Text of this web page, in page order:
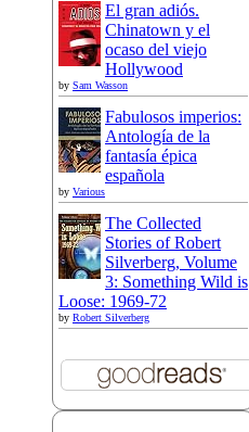
El gran adiós.
Chinatown y el
ocaso del viejo
Hollywood
by Sam Wasson
Fabulosos imperios:
Antología de la
fantasía épica
española
by Various
The Collected
Stories of Robert
Silverberg, Volume
3: Something Wild is
Loose: 1969-72
by Robert Silverberg